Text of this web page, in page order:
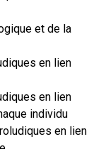
et de la
en lien
en lien
individu
en lien